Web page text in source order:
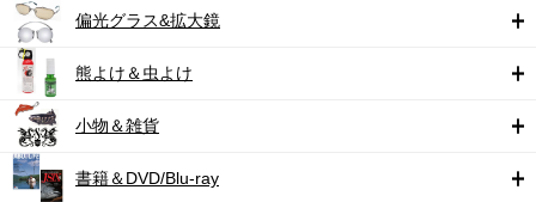
偏光グラス&拡大鏡
熊よけ＆虫よけ
小物＆雑貨
書籍＆DVD/Blu-ray